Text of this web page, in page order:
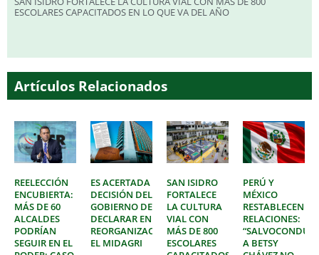
ESCOLARES CAPACITADOS EN LO QUE VA DEL AÑO
Artículos Relacionados
REELECCIÓN
ENCUBIERTA:
MÁS DE 60
ALCALDES
PODRÍAN
SEGUIR EN EL
ES ACERTADA
DECISIÓN DEL
GOBIERNO DE
DECLARAR EN
REORGANIZACIÓN
EL MIDAGRI
SAN ISIDRO
FORTALECE
LA CULTURA
VIAL CON
MÁS DE 800
ESCOLARES
PERÚ Y
MÉXICO
RESTABLECEN
RELACIONES:
A BETSY